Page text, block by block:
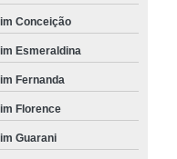
Conceição
Esmeraldina
Fernanda
Florence
Guarani